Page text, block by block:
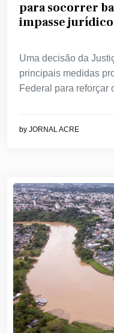
para socorrer
impasse jurídico
Uma decisão da
principais medidas
Federal para reforçar
by JORNAL ACRE